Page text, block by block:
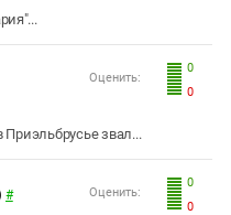
0
0
Оценить:
звал...
0
0
Оценить:
#